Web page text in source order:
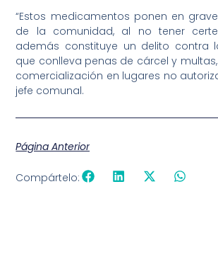
“Estos medicamentos ponen en
de la comunidad, al no tener
además constituye un delito contra
que conlleva penas de cárcel y
comercialización en lugares no
jefe comunal.
Página Anterior
Compártelo: